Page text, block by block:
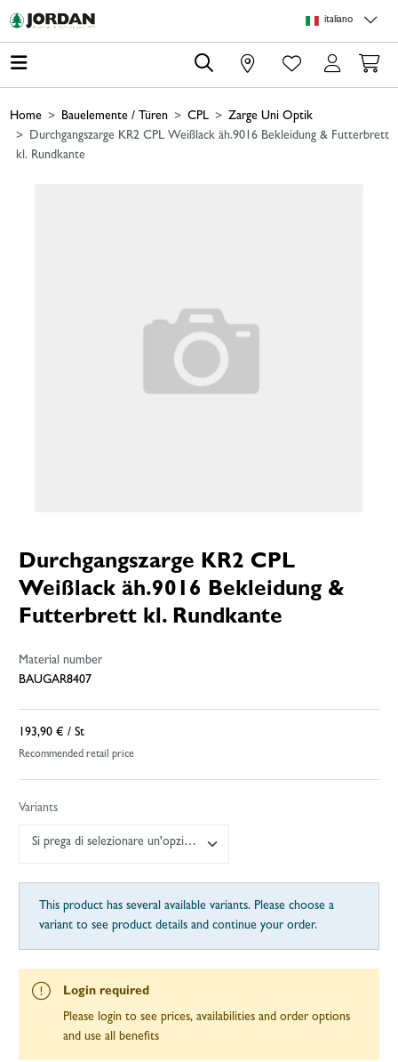
italiano
0
Home Bauelemente / Türen CPL
Zarge Uni Optik
Durchgangszarge KR2 CPL Weißlack äh.9016 Bekleidung & Futterbrett
kl. Rundkante
Durchgangszarge KR2 CPL
Weißlack äh.9016 Bekleidung &
Futterbrett kl. Rundkante
Material number
BAUGAR8407
193,90 € / St
Recommended retail price
Variants
Si prega di selezionare un'opzione
This product has several available variants. Please choose a
variant to see product details and continue your order.
Login required
Please login to see prices, availabilities and order options
and use all benefits